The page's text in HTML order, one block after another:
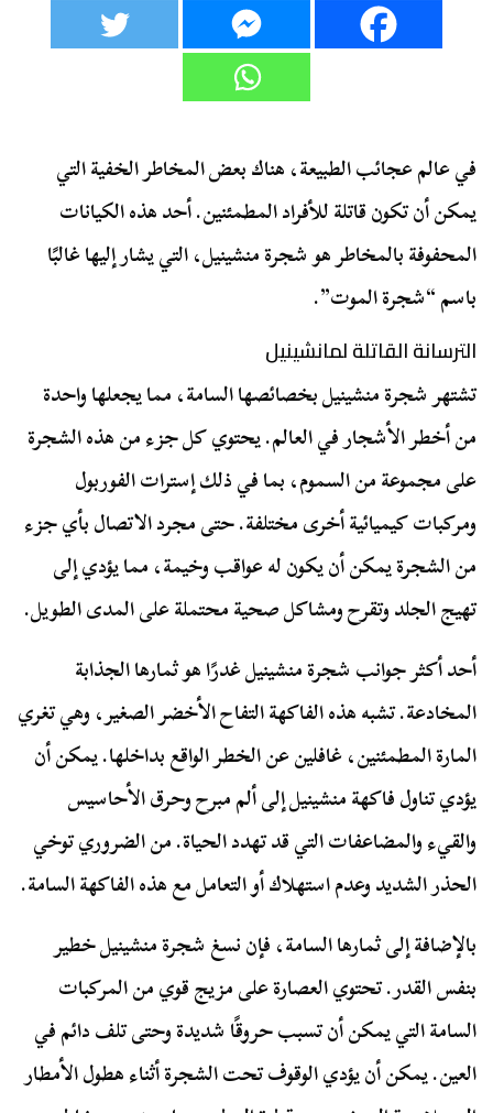
في عالم عجائب الطبيعة، هناك بعض المخاطر الخفية التي
يمكن أن تكون قاتلة للأفراد المطمئنين. أحد هذه الكيانات
المحفوفة بالمخاطر هو شجرة منشينيل، التي يشار إليها غالبًا
باسم “شجرة الموت”.
الترسانة القاتلة لمانشينيل
تشتهر شجرة منشينيل بخصائصها السامة، مما يجعلها واحدة
من أخطر الأشجار في العالم. يحتوي كل جزء من هذه الشجرة
على مجموعة من السموم، بما في ذلك إسترات الفوربول
ومركبات كيميائية أخرى مختلفة. حتى مجرد الاتصال بأي جزء
من الشجرة يمكن أن يكون له عواقب وخيمة، مما يؤدي إلى
تهيج الجلد وتقرح ومشاكل صحية محتملة على المدى الطويل.
أحد أكثر جوانب شجرة منشينيل غدرًا هو ثمارها الجذابة
المخادعة. تشبه هذه الفاكهة التفاح الأخضر الصغير، وهي تغري
المارة المطمئنين، غافلين عن الخطر الواقع بداخلها. يمكن أن
يؤدي تناول فاكهة منشينيل إلى ألم مبرح وحرق الأحاسيس
والقيء والمضاعفات التي قد تهدد الحياة. من الضروري توخي
الحذر الشديد وعدم استهلاك أو التعامل مع هذه الفاكهة السامة.
بالإضافة إلى ثمارها السامة، فإن نسغ شجرة منشينيل خطير
بنفس القدر. تحتوي العصارة على مزيج قوي من المركبات
السامة التي يمكن أن تسبب حروقًا شديدة وحتى تلف دائم في
العين. يمكن أن يؤدي الوقوف تحت الشجرة أثناء هطول الأمطار